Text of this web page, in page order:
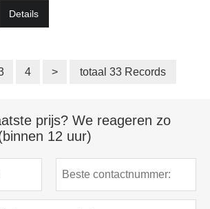
Details
4 > totaal 33 Records
prijs? We reageren zo
12 uur)